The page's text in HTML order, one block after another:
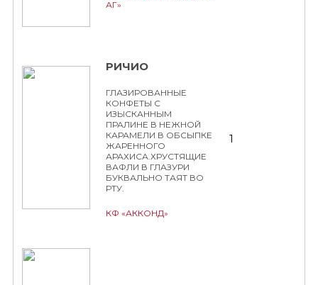
АГ»
РИЧИО
ГЛАЗИРОВАННЫЕ
КОНФЕТЫ С
ИЗЫСКАННЫМ
ПРАЛИНЕ В НЕЖНОЙ
КАРАМЕЛИ В ОБСЫПКЕ
ЖАРЕННОГО
АРАХИСА.ХРУСТЯЩИЕ
ВАФЛИ В ГЛАЗУРИ
БУКВАЛЬНО ТАЯТ ВО
РТУ.
КФ «АККОНД»
1